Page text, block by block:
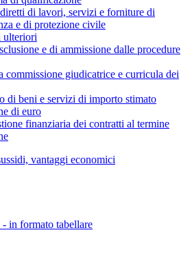
di lavori, servizi e forniture di
e di protezione civile
ulteriori
e di ammissione dalle procedure
commissione giudicatrice e curricula dei
di beni e servizi di importo stimato
di euro
finanziaria dei contratti al termine
vantaggi economici
in formato tabellare